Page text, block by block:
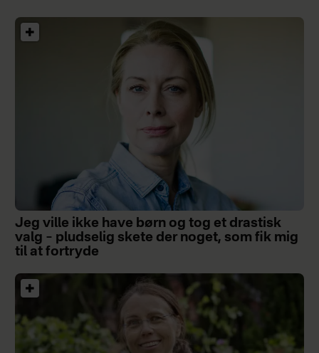
Jeg ville ikke have børn og tog et drastisk
valg – pludselig skete der noget, som fik mig
til at fortryde